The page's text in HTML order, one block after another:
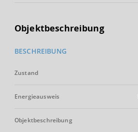
Objektbeschreibung
BESCHREIBUNG
Zustand
Energieausweis
Objektbeschreibung